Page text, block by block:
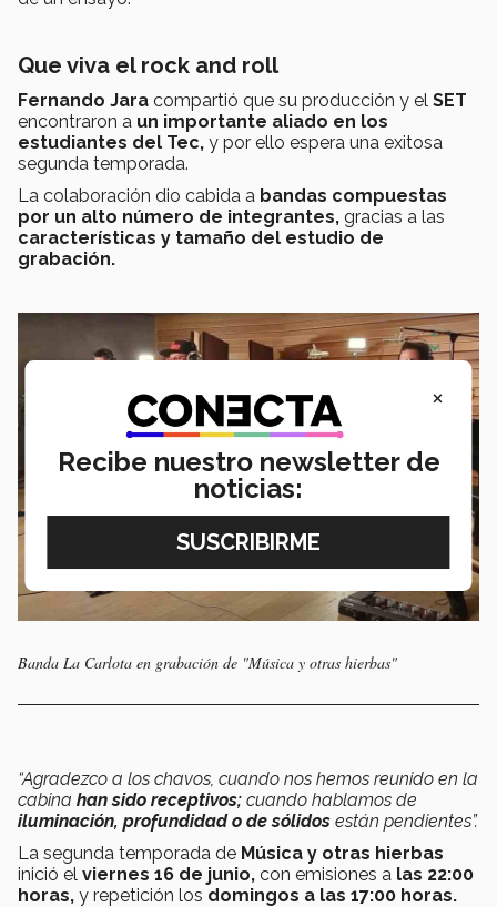
Que viva el rock and roll
Fernando Jara compartió que su producción y el SET
encontraron a un importante aliado en los
estudiantes del Tec, y por ello espera una exitosa
segunda temporada.
La colaboración dio cabida a bandas compuestas
por un alto número de integrantes, gracias a las
características y tamaño del estudio de
grabación.
Banda La Carlota en grabación de "Música y otras hierbas"
“Agradezco a los chavos, cuando nos hemos reunido en la
cabina han sido receptivos; cuando hablamos de
iluminación, profundidad o de sólidos están pendientes”.
La segunda temporada de Música y otras hierbas
inició el viernes 16 de junio, con emisiones a las 22:00
horas, y repetición los domingos a las 17:00 horas.
×
Recibe nuestro newsletter de
noticias: